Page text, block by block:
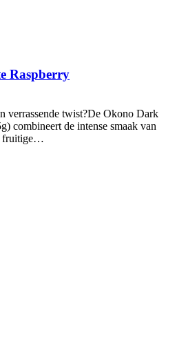
Raspberry
verrassende twist?De Okono Dark
combineert de intense smaak van
fruitige…